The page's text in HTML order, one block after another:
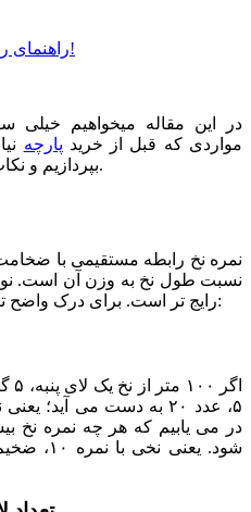
در این مقاله میخواهیم
مواردی که قبل از خرید پارچه
بپردازیم و نکات مهم را در این بین بررسی کنیم.
نمره نخ رابطه مستقیمی با
نسبت طول نخ به وزن آن است.
رایج تر است. برای درک واضح تر این مساله، مثالی زده می شود:
در می یابیم که هر چه نمره نخ